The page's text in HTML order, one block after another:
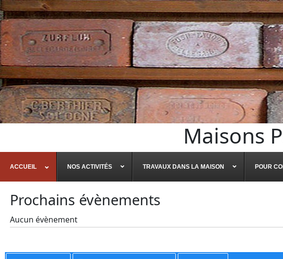
Maisons
ACCUEIL NOS ACTIVITÉS TRAVAUX DANS LA MAISON POUR
Prochains évènements
Aucun évènement